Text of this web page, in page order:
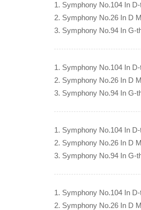
1. Symphony No.104 In
2. Symphony No.26 In D
3. Symphony No.94 In G-
1. Symphony No.104 In
2. Symphony No.26 In D
3. Symphony No.94 In G-
1. Symphony No.104 In
2. Symphony No.26 In D
3. Symphony No.94 In G-
1. Symphony No.104 In
2. Symphony No.26 In D